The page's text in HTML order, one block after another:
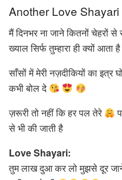
Another Love Shayari
मैं दिनभर ना जाने कितनों चेहरों से
ख्याल सिर्फ तुम्हारा ही क्यों आता है
साँसों में मेरी नज़दीकियों का इत्र
कभी बोल दे
ज़रूरी तो नहीं कि हर पल तेरे
से भी की जाती है
Love Shayari:
तुम लाख दुआ कर लो मुझसे दूर